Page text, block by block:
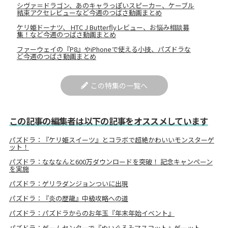
シヴァ＝ドラゴン、あのキャラっぽいスピーカー、ケーブル
結束アクセレビューなど今週のつばさ動画まとめ
ケリ姫ドーナツ、 HTC J Butterflyレビュー、お悩み相談募
集！など今週のつばさ動画まとめ
ファーウェイの『P8』やiPhoneで使える小技、パズドラな
ど今週のつばさ動画まとめ
この特集の一覧へ
この記事の編集者は以下の記事をオススメしています
パズドラ：『ケリ姫スイーツ』とコラボで超絶かわいいモンスターゲ
ット！
パズドラ：なななんと600万ダウンロードを突破！ 記念キャンペーン
を実施
パズドラ：ゲリラダンジョンついに出現
パズドラ：『炎の歴龍』中級攻略への道
パズドラ：パズドラからのお年玉『年末年始イベント』